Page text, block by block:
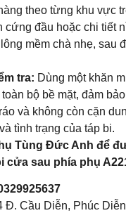
theo từng khu vực
cứng đầu hoặc chi tiết
mềm chà nhẹ, sau
tra: Dùng một khăn
bộ bề mặt, đảm bảo
và không còn cặn
tình trạng của táp bi.
Tùng Đức Anh để
cửa sau phía phụ
Đ. Cầu Diễn, Phúc